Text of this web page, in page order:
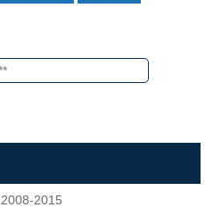
2008-2015